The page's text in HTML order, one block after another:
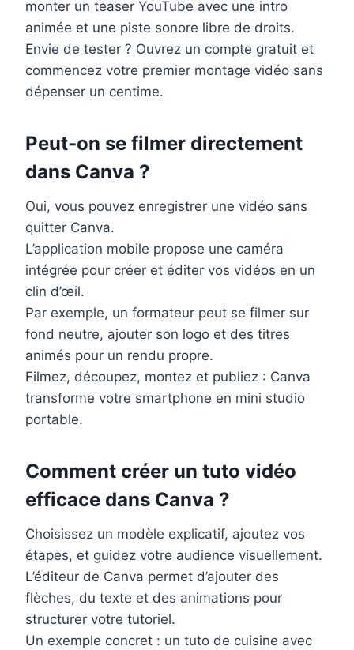
monter un teaser YouTube avec une intro
animée et une piste sonore libre de droits.
Envie de tester ? Ouvrez un compte gratuit et
commencez votre premier montage vidéo sans
dépenser un centime.
Peut-on se filmer directement
dans Canva ?
Oui, vous pouvez enregistrer une vidéo sans
quitter Canva.
L’application mobile propose une caméra
intégrée pour créer et éditer vos vidéos en un
clin d’œil.
Par exemple, un formateur peut se filmer sur
fond neutre, ajouter son logo et des titres
animés pour un rendu propre.
Filmez, découpez, montez et publiez : Canva
transforme votre smartphone en mini studio
portable.
Comment créer un tuto vidéo
efficace dans Canva ?
Choisissez un modèle explicatif, ajoutez vos
étapes, et guidez votre audience visuellement.
L’éditeur de Canva permet d’ajouter des
flèches, du texte et des animations pour
structurer votre tutoriel.
Un exemple concret : un tuto de cuisine avec